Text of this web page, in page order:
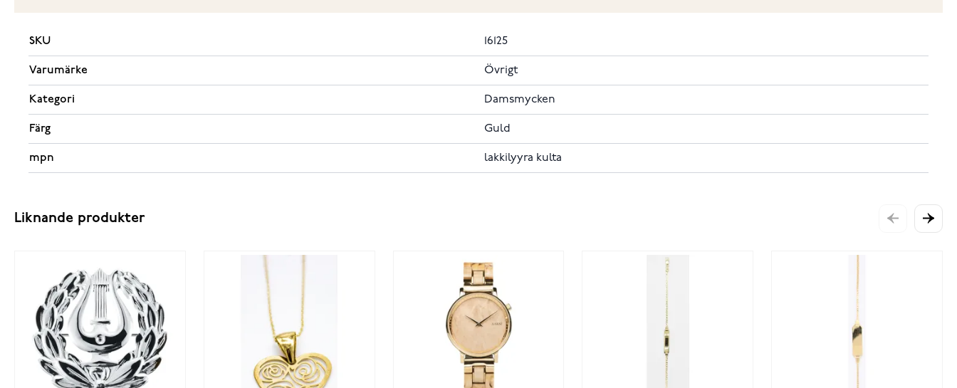
SKU 16125
Varumärke Övrigt
Kategori Damsmycken
Färg Guld
mpn lakkilyyra kulta
Liknande produkter